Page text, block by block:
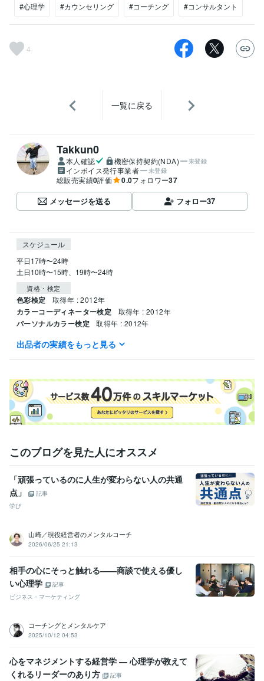
#心理学 #カウンセリング #コーチング #コンサルタント
4
一覧に戻る
Takkun0
本人確認 機密保持契約(NDA) 未登録
インボイス発行事業者 未登録
総販売実績0評価 0.0フォロワー37
メッセージを送る フォロー37
スケジュール
平日17時〜24時
土日10時〜15時、19時〜24時
資格・検定
色彩検定 取得年 : 2012年
カラーコーディネーター検定 取得年 : 2012年
パーソナルカラー検定 取得年 : 2012年
得意分野
出品者の実績をもっと見る
このブログを見た人にオススメ
「頑張っているのに人生が変わらない人の共通
点」
記事
学び
山崎／現役経営者のメンタルコーチ
2026/06/25 21:13
相手の心にそっと触れる――商談で使える優し
い心理学
記事
ビジネス・マーケティング
コーチングとメンタルケア
2025/10/12 04:53
心をマネジメントする経営学 ― 心理学が教えて
くれるリーダーのあり方
記事